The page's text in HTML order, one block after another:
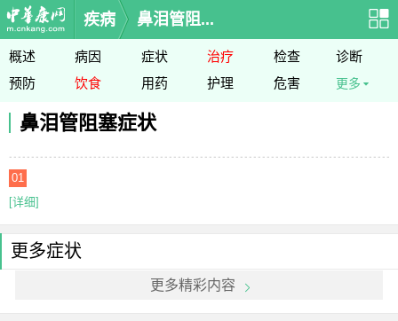
疾病 鼻泪管阻...
概述 病因 症状 治疗 检查
诊断
预防
饮食 用药 护理 危害 更多
鼻泪管阻塞症状
01
[详细]
更多症状
更多精彩内容